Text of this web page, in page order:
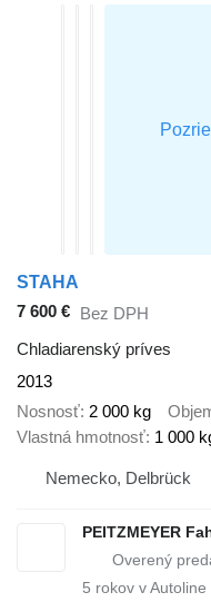
STAHA
7 600 € Bez DPH
Chladiarenský príves
2013
Nosnosť 2 000 kg
Vlastná hmotnosť 1 000
Nemecko, Delbrück
PEITZMEYER
5 rokov v Autoline